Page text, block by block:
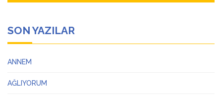
SON YAZILAR
ANNEM
AĞLIYORUM